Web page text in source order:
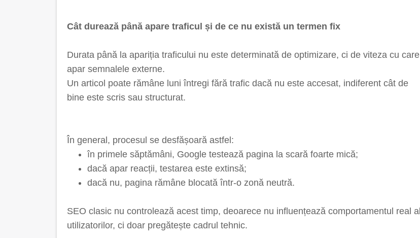
Cât durează până apare traficul și de ce nu există un termen fix
Durata până la apariția traficului nu este determinată de optimizare, ci de viteza cu care
apar semnalele externe.
Un articol poate rămâne luni întregi fără trafic dacă nu este accesat, indiferent cât de
bine este scris sau structurat.
În general, procesul se desfășoară astfel:
în primele săptămâni, Google testează pagina la scară foarte mică;
dacă apar reacții, testarea este extinsă;
dacă nu, pagina rămâne blocată într-o zonă neutră.
SEO clasic nu controlează acest timp, deoarece nu influențează comportamentul real al
utilizatorilor, ci doar pregătește cadrul tehnic.